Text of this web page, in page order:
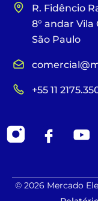
R. Fidêncio
8° andar Vila
São Paulo
+55 11
© 2026 Mercado